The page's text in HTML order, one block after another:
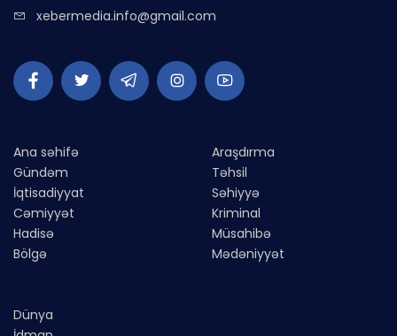
xebermedia.info@gmail.com
Ana səhifə
Gündəm
İqtisadiyyat
Cəmiyyət
Hadisə
Bölgə
Araşdırma
Təhsil
Səhiyyə
Kriminal
Müsahibə
Mədəniyyət
Dünya